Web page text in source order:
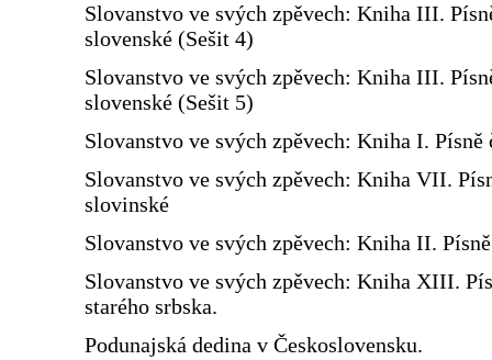
Slovanstvo ve svých zpěvech: Kniha III.
slovenské (Sešit 4)
Slovanstvo ve svých zpěvech: Kniha III.
slovenské (Sešit 5)
Slovanstvo ve svých zpěvech: Kniha I. Písně
Slovanstvo ve svých zpěvech: Kniha VII.
slovinské
Slovanstvo ve svých zpěvech: Kniha II.
Slovanstvo ve svých zpěvech: Kniha XIII.
starého srbska.
Podunajská dedina v Československu.